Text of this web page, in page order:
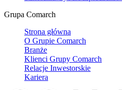
Grupa Comarch
Strona główna
O Grupie Comarch
Branże
Klienci Grupy Comarch
Relacje Inwestorskie
Kariera